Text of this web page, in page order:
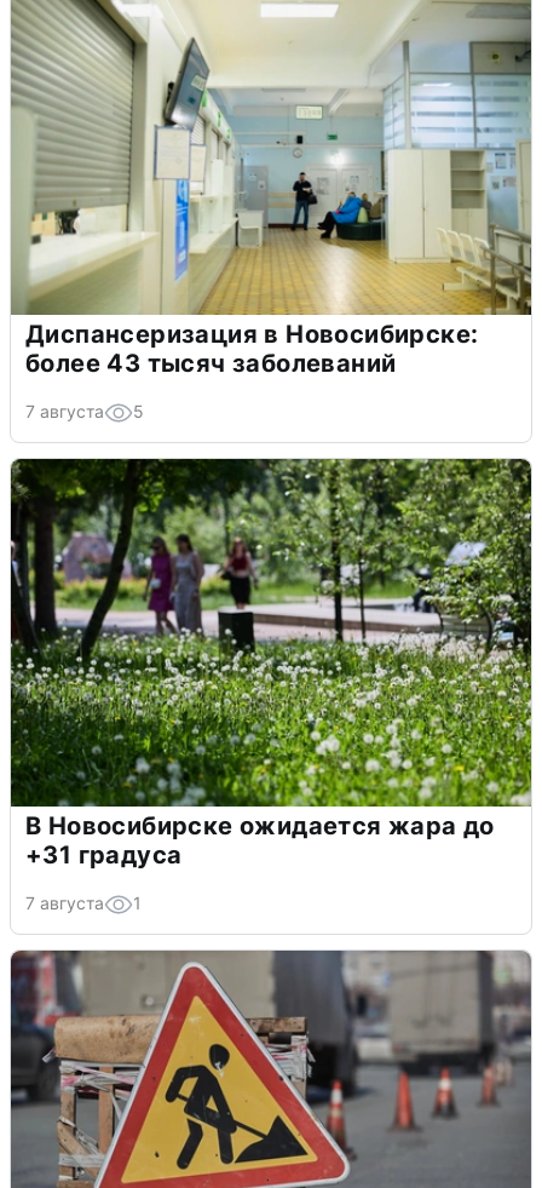
Диспансеризация в Новосибирске:
более 43 тысяч заболеваний
7 августа 5
В Новосибирске ожидается жара до
+31 градуса
7 августа 1